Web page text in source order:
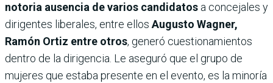
notoria ausencia de varios candidatos a concejales y
dirigentes liberales, entre ellos Augusto Wagner,
Ramón Ortiz entre otros, generó cuestionamientos
dentro de la dirigencia. Le aseguró que el grupo de
mujeres que estaba presente en el evento, es la minoría